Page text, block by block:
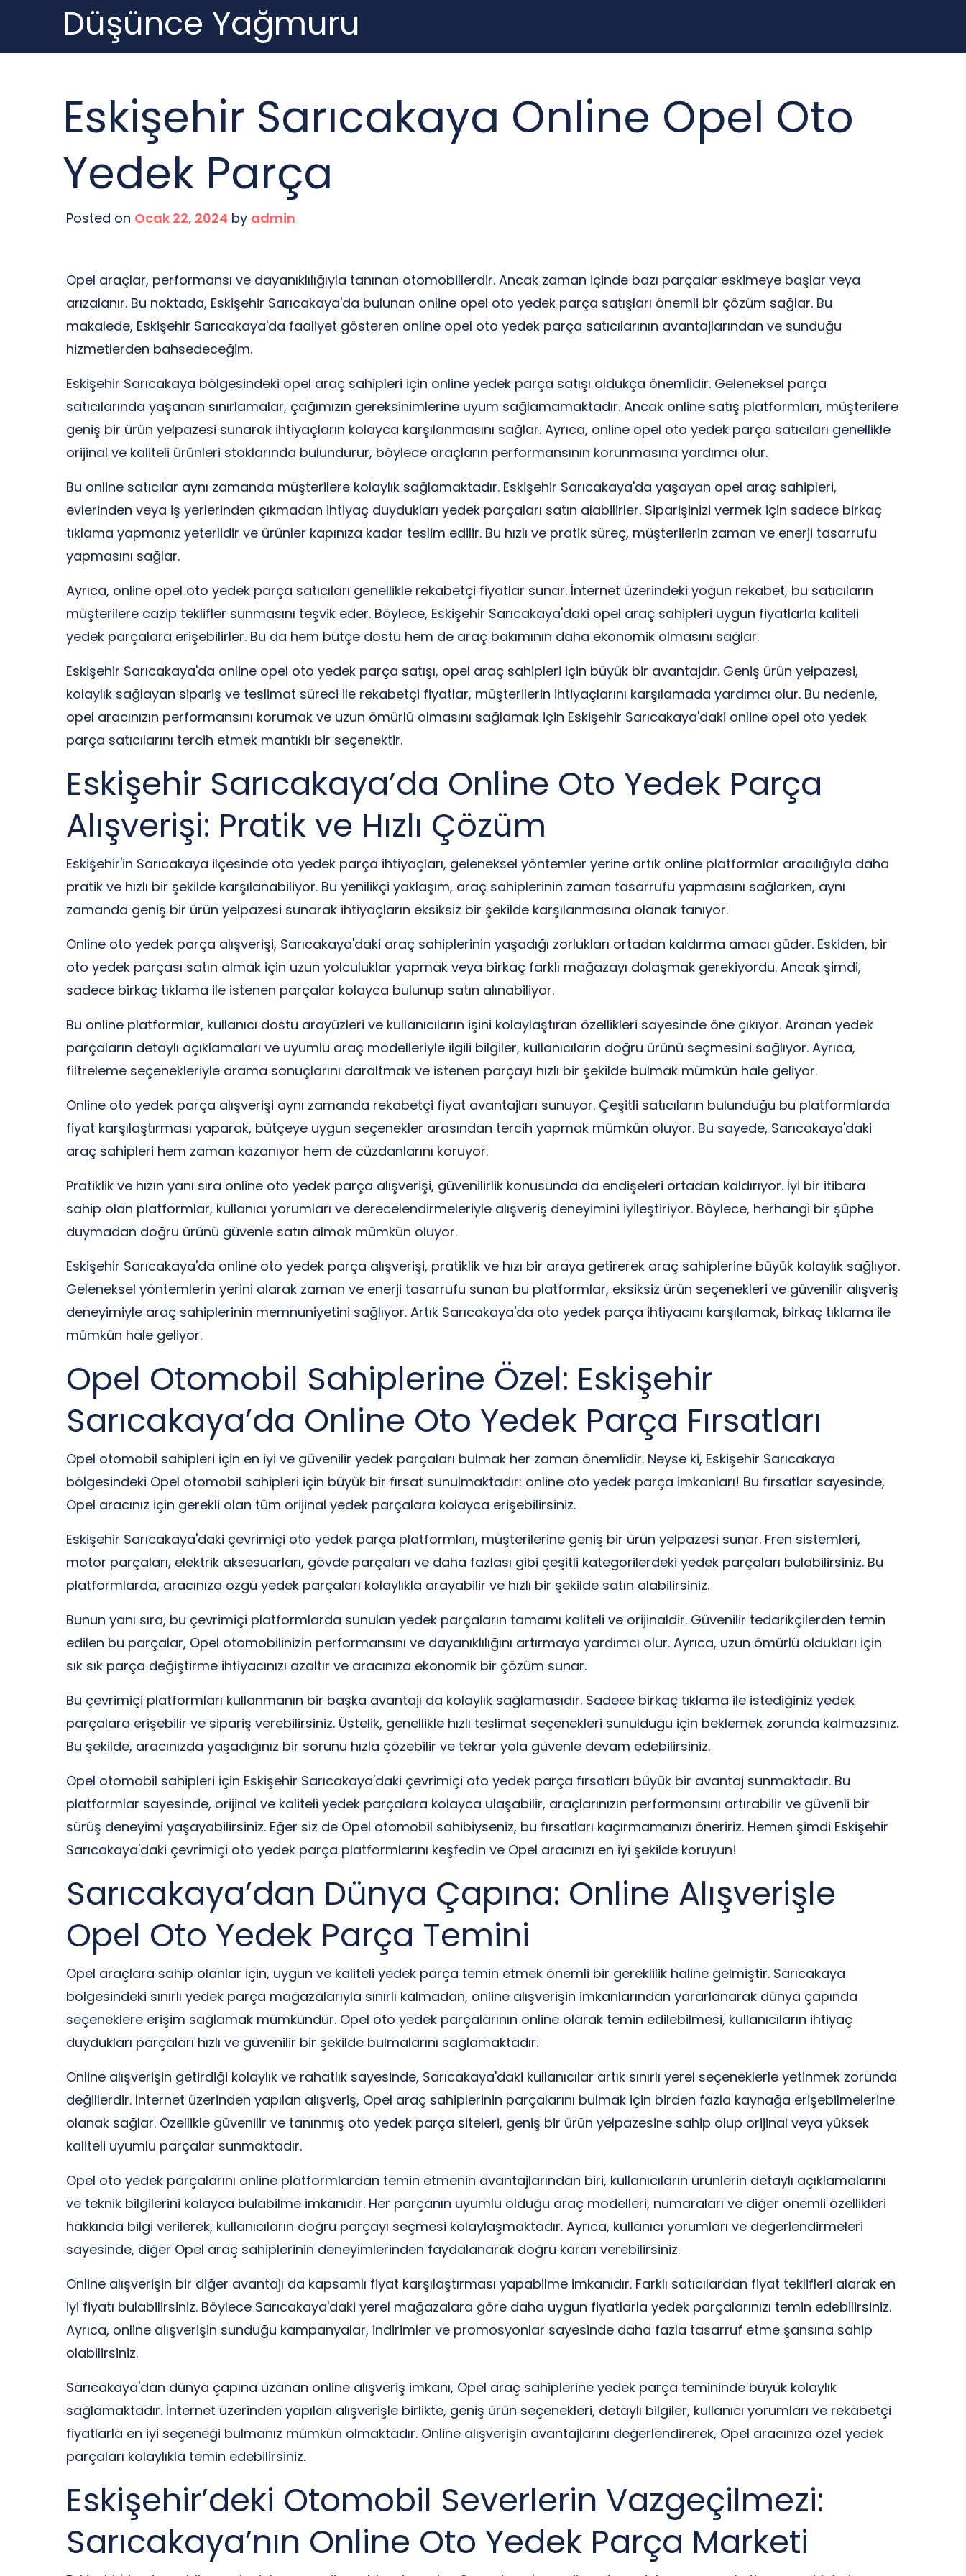
content
Düşünce Yağmuru
Eskişehir Sarıcakaya Online Opel Oto
Yedek Parça
Posted on Ocak 22, 2024 by admin
Opel araçlar, performansı ve dayanıklılığıyla tanınan otomobillerdir. Ancak zaman içinde bazı parçalar eskimeye başlar veya
arızalanır. Bu noktada, Eskişehir Sarıcakaya'da bulunan online opel oto yedek parça satışları önemli bir çözüm sağlar. Bu
makalede, Eskişehir Sarıcakaya'da faaliyet gösteren online opel oto yedek parça satıcılarının avantajlarından ve sunduğu
hizmetlerden bahsedeceğim.
Eskişehir Sarıcakaya bölgesindeki opel araç sahipleri için online yedek parça satışı oldukça önemlidir. Geleneksel parça
satıcılarında yaşanan sınırlamalar, çağımızın gereksinimlerine uyum sağlamamaktadır. Ancak online satış platformları, müşterilere
geniş bir ürün yelpazesi sunarak ihtiyaçların kolayca karşılanmasını sağlar. Ayrıca, online opel oto yedek parça satıcıları genellikle
orijinal ve kaliteli ürünleri stoklarında bulundurur, böylece araçların performansının korunmasına yardımcı olur.
Bu online satıcılar aynı zamanda müşterilere kolaylık sağlamaktadır. Eskişehir Sarıcakaya'da yaşayan opel araç sahipleri,
evlerinden veya iş yerlerinden çıkmadan ihtiyaç duydukları yedek parçaları satın alabilirler. Siparişinizi vermek için sadece birkaç
tıklama yapmanız yeterlidir ve ürünler kapınıza kadar teslim edilir. Bu hızlı ve pratik süreç, müşterilerin zaman ve enerji tasarrufu
yapmasını sağlar.
Ayrıca, online opel oto yedek parça satıcıları genellikle rekabetçi fiyatlar sunar. İnternet üzerindeki yoğun rekabet, bu satıcıların
müşterilere cazip teklifler sunmasını teşvik eder. Böylece, Eskişehir Sarıcakaya'daki opel araç sahipleri uygun fiyatlarla kaliteli
yedek parçalara erişebilirler. Bu da hem bütçe dostu hem de araç bakımının daha ekonomik olmasını sağlar.
Eskişehir Sarıcakaya'da online opel oto yedek parça satışı, opel araç sahipleri için büyük bir avantajdır. Geniş ürün yelpazesi,
kolaylık sağlayan sipariş ve teslimat süreci ile rekabetçi fiyatlar, müşterilerin ihtiyaçlarını karşılamada yardımcı olur. Bu nedenle,
opel aracınızın performansını korumak ve uzun ömürlü olmasını sağlamak için Eskişehir Sarıcakaya'daki online opel oto yedek
parça satıcılarını tercih etmek mantıklı bir seçenektir.
Eskişehir Sarıcakaya’da Online Oto Yedek Parça
Alışverişi: Pratik ve Hızlı Çözüm
Eskişehir'in Sarıcakaya ilçesinde oto yedek parça ihtiyaçları, geleneksel yöntemler yerine artık online platformlar aracılığıyla daha
pratik ve hızlı bir şekilde karşılanabiliyor. Bu yenilikçi yaklaşım, araç sahiplerinin zaman tasarrufu yapmasını sağlarken, aynı
zamanda geniş bir ürün yelpazesi sunarak ihtiyaçların eksiksiz bir şekilde karşılanmasına olanak tanıyor.
Online oto yedek parça alışverişi, Sarıcakaya'daki araç sahiplerinin yaşadığı zorlukları ortadan kaldırma amacı güder. Eskiden, bir
oto yedek parçası satın almak için uzun yolculuklar yapmak veya birkaç farklı mağazayı dolaşmak gerekiyordu. Ancak şimdi,
sadece birkaç tıklama ile istenen parçalar kolayca bulunup satın alınabiliyor.
Bu online platformlar, kullanıcı dostu arayüzleri ve kullanıcıların işini kolaylaştıran özellikleri sayesinde öne çıkıyor. Aranan yedek
parçaların detaylı açıklamaları ve uyumlu araç modelleriyle ilgili bilgiler, kullanıcıların doğru ürünü seçmesini sağlıyor. Ayrıca,
filtreleme seçenekleriyle arama sonuçlarını daraltmak ve istenen parçayı hızlı bir şekilde bulmak mümkün hale geliyor.
Online oto yedek parça alışverişi aynı zamanda rekabetçi fiyat avantajları sunuyor. Çeşitli satıcıların bulunduğu bu platformlarda
fiyat karşılaştırması yaparak, bütçeye uygun seçenekler arasından tercih yapmak mümkün oluyor. Bu sayede, Sarıcakaya'daki
araç sahipleri hem zaman kazanıyor hem de cüzdanlarını koruyor.
Pratiklik ve hızın yanı sıra online oto yedek parça alışverişi, güvenilirlik konusunda da endişeleri ortadan kaldırıyor. İyi bir itibara
sahip olan platformlar, kullanıcı yorumları ve derecelendirmeleriyle alışveriş deneyimini iyileştiriyor. Böylece, herhangi bir şüphe
duymadan doğru ürünü güvenle satın almak mümkün oluyor.
Eskişehir Sarıcakaya'da online oto yedek parça alışverişi, pratiklik ve hızı bir araya getirerek araç sahiplerine büyük kolaylık sağlıyor.
Geleneksel yöntemlerin yerini alarak zaman ve enerji tasarrufu sunan bu platformlar, eksiksiz ürün seçenekleri ve güvenilir alışveriş
deneyimiyle araç sahiplerinin memnuniyetini sağlıyor. Artık Sarıcakaya'da oto yedek parça ihtiyacını karşılamak, birkaç tıklama ile
mümkün hale geliyor.
Opel Otomobil Sahiplerine Özel: Eskişehir
Sarıcakaya’da Online Oto Yedek Parça Fırsatları
Opel otomobil sahipleri için en iyi ve güvenilir yedek parçaları bulmak her zaman önemlidir. Neyse ki, Eskişehir Sarıcakaya
bölgesindeki Opel otomobil sahipleri için büyük bir fırsat sunulmaktadır: online oto yedek parça imkanları! Bu fırsatlar sayesinde,
Opel aracınız için gerekli olan tüm orijinal yedek parçalara kolayca erişebilirsiniz.
Eskişehir Sarıcakaya'daki çevrimiçi oto yedek parça platformları, müşterilerine geniş bir ürün yelpazesi sunar. Fren sistemleri,
motor parçaları, elektrik aksesuarları, gövde parçaları ve daha fazlası gibi çeşitli kategorilerdeki yedek parçaları bulabilirsiniz. Bu
platformlarda, aracınıza özgü yedek parçaları kolaylıkla arayabilir ve hızlı bir şekilde satın alabilirsiniz.
Bunun yanı sıra, bu çevrimiçi platformlarda sunulan yedek parçaların tamamı kaliteli ve orijinaldir. Güvenilir tedarikçilerden temin
edilen bu parçalar, Opel otomobilinizin performansını ve dayanıklılığını artırmaya yardımcı olur. Ayrıca, uzun ömürlü oldukları için
sık sık parça değiştirme ihtiyacınızı azaltır ve aracınıza ekonomik bir çözüm sunar.
Bu çevrimiçi platformları kullanmanın bir başka avantajı da kolaylık sağlamasıdır. Sadece birkaç tıklama ile istediğiniz yedek
parçalara erişebilir ve sipariş verebilirsiniz. Üstelik, genellikle hızlı teslimat seçenekleri sunulduğu için beklemek zorunda kalmazsınız.
Bu şekilde, aracınızda yaşadığınız bir sorunu hızla çözebilir ve tekrar yola güvenle devam edebilirsiniz.
Opel otomobil sahipleri için Eskişehir Sarıcakaya'daki çevrimiçi oto yedek parça fırsatları büyük bir avantaj sunmaktadır. Bu
platformlar sayesinde, orijinal ve kaliteli yedek parçalara kolayca ulaşabilir, araçlarınızın performansını artırabilir ve güvenli bir
sürüş deneyimi yaşayabilirsiniz. Eğer siz de Opel otomobil sahibiyseniz, bu fırsatları kaçırmamanızı öneririz. Hemen şimdi Eskişehir
Sarıcakaya'daki çevrimiçi oto yedek parça platformlarını keşfedin ve Opel aracınızı en iyi şekilde koruyun!
Sarıcakaya’dan Dünya Çapına: Online Alışverişle
Opel Oto Yedek Parça Temini
Opel araçlara sahip olanlar için, uygun ve kaliteli yedek parça temin etmek önemli bir gereklilik haline gelmiştir. Sarıcakaya
bölgesindeki sınırlı yedek parça mağazalarıyla sınırlı kalmadan, online alışverişin imkanlarından yararlanarak dünya çapında
seçeneklere erişim sağlamak mümkündür. Opel oto yedek parçalarının online olarak temin edilebilmesi, kullanıcıların ihtiyaç
duydukları parçaları hızlı ve güvenilir bir şekilde bulmalarını sağlamaktadır.
Online alışverişin getirdiği kolaylık ve rahatlık sayesinde, Sarıcakaya'daki kullanıcılar artık sınırlı yerel seçeneklerle yetinmek zorunda
değillerdir. İnternet üzerinden yapılan alışveriş, Opel araç sahiplerinin parçalarını bulmak için birden fazla kaynağa erişebilmelerine
olanak sağlar. Özellikle güvenilir ve tanınmış oto yedek parça siteleri, geniş bir ürün yelpazesine sahip olup orijinal veya yüksek
kaliteli uyumlu parçalar sunmaktadır.
Opel oto yedek parçalarını online platformlardan temin etmenin avantajlarından biri, kullanıcıların ürünlerin detaylı açıklamalarını
ve teknik bilgilerini kolayca bulabilme imkanıdır. Her parçanın uyumlu olduğu araç modelleri, numaraları ve diğer önemli özellikleri
hakkında bilgi verilerek, kullanıcıların doğru parçayı seçmesi kolaylaşmaktadır. Ayrıca, kullanıcı yorumları ve değerlendirmeleri
sayesinde, diğer Opel araç sahiplerinin deneyimlerinden faydalanarak doğru kararı verebilirsiniz.
Online alışverişin bir diğer avantajı da kapsamlı fiyat karşılaştırması yapabilme imkanıdır. Farklı satıcılardan fiyat teklifleri alarak en
iyi fiyatı bulabilirsiniz. Böylece Sarıcakaya'daki yerel mağazalara göre daha uygun fiyatlarla yedek parçalarınızı temin edebilirsiniz.
Ayrıca, online alışverişin sunduğu kampanyalar, indirimler ve promosyonlar sayesinde daha fazla tasarruf etme şansına sahip
olabilirsiniz.
Sarıcakaya'dan dünya çapına uzanan online alışveriş imkanı, Opel araç sahiplerine yedek parça temininde büyük kolaylık
sağlamaktadır. İnternet üzerinden yapılan alışverişle birlikte, geniş ürün seçenekleri, detaylı bilgiler, kullanıcı yorumları ve rekabetçi
fiyatlarla en iyi seçeneği bulmanız mümkün olmaktadır. Online alışverişin avantajlarını değerlendirerek, Opel aracınıza özel yedek
parçaları kolaylıkla temin edebilirsiniz.
Eskişehir’deki Otomobil Severlerin Vazgeçilmezi:
Sarıcakaya’nın Online Oto Yedek Parça Marketi